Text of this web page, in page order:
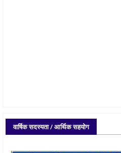
वार्षिक सदस्यता / आर्थिक सहयोग